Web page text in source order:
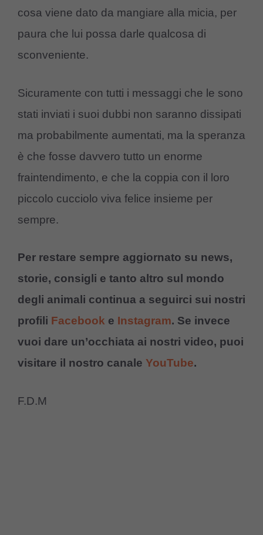
cosa viene dato da mangiare alla micia, per
paura che lui possa darle qualcosa di
sconveniente.
Sicuramente con tutti i messaggi che le sono
stati inviati i suoi dubbi non saranno dissipati
ma probabilmente aumentati, ma la speranza
è che fosse davvero tutto un enorme
fraintendimento, e che la coppia con il loro
piccolo cucciolo viva felice insieme per
sempre.
Per restare sempre aggiornato su news,
storie, consigli e tanto altro sul mondo
degli animali continua a seguirci sui nostri
profili Facebook e Instagram. Se invece
vuoi dare un’occhiata ai nostri video, puoi
visitare il nostro canale YouTube.
F.D.M